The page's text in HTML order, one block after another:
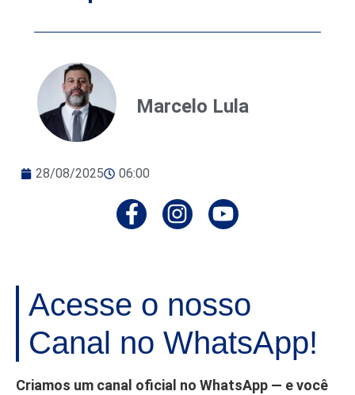
Marcelo Lula
28/08/2025 06:00
Acesse o nosso
Canal no WhatsApp!
Criamos um canal oficial no WhatsApp — e você